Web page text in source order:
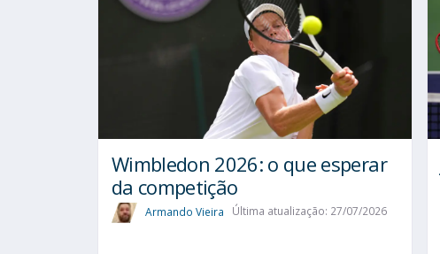
Wimbledon 2026: o que esperar
da competição
Armando Vieira Última atualização: 27/07/2026